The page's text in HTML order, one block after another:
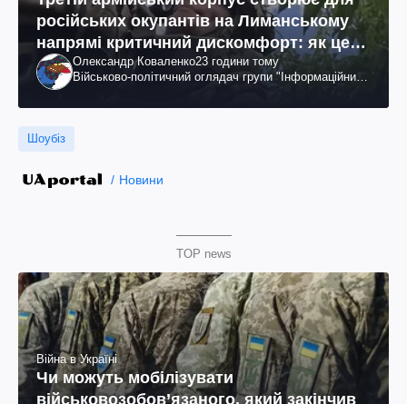
російських окупантів на Лиманському
напрямі критичний дискомфорт: як це
вдалосяОлександр Коваленко23 години тому
Військово-політичний оглядач групи "Інформаційний
Шоубіз
Новини
TOP news
Війна в Україні
Чи можуть мобілізувати
військовозобов’язаного, який закінчив